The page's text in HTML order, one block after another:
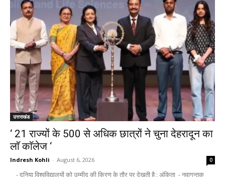
उत्तराखंड
‘ 21 राज्यों के 500 से अधिक छात्रों ने चुना देहरादून का
लाॅ काॅलेज ‘
Indresh Kohli - August 6, 2026 0
- दुनिया विश्वविद्यालयों को उम्मीद की किरण के तौर पर देखती है : अंकिता - नवागन्तुक